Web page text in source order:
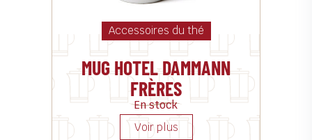
Accessoires du thé
MUG HOTEL DAMMANN
FRÈRES
En stock